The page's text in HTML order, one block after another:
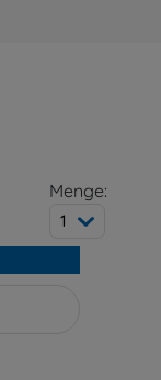
Menge:
1